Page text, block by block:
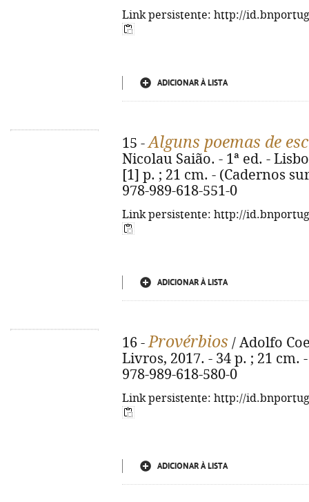
Link persistente: http://
ADICIONAR À LISTA
15 -Alguns poemas de
Nicolau Saião. - 1ª ed. -
[1] p. ; 21 cm. - (Cadernos
978-989-618-551-0
Link persistente: http://
ADICIONAR À LISTA
16 -Provérbios / Adolfo
Livros, 2017. - 34 p. ; 21 cm.
978-989-618-580-0
Link persistente: http://
ADICIONAR À LISTA